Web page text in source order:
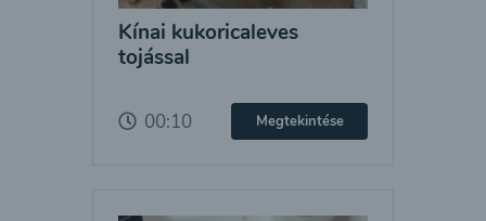
Kínai kukoricaleves
tojással
00:10 Megtekintése